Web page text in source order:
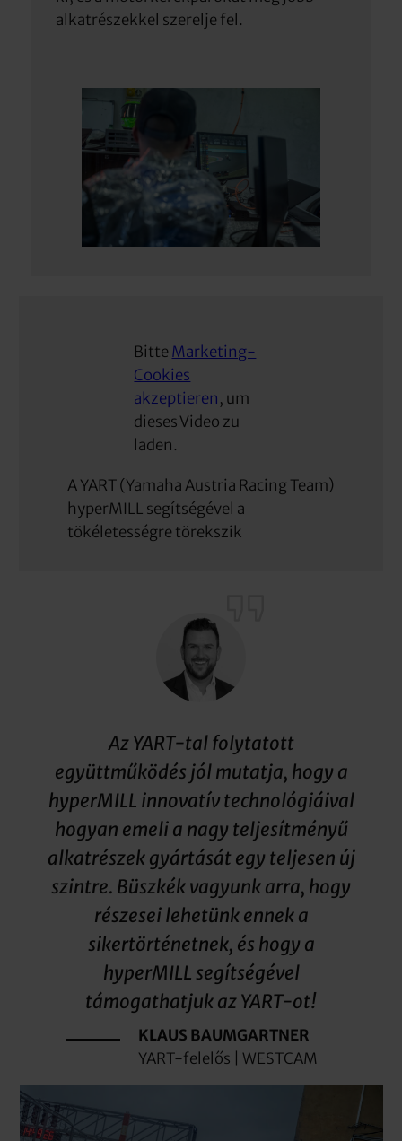
alkatrészekkel szerelje fel.
Bitte Marketing-
Cookies
akzeptieren, um
dieses Video zu
laden.
A YART (Yamaha Austria Racing Team)
hyperMILL segítségével a
tökéletességre törekszik
Az YART-tal folytatott
együttműködés jól mutatja, hogy a
hyperMILL innovatív technológiáival
hogyan emeli a nagy teljesítményű
alkatrészek gyártását egy teljesen új
szintre. Büszkék vagyunk arra, hogy
részesei lehetünk ennek a
sikertörténetnek, és hogy a
hyperMILL segítségével
támogathatjuk az YART-ot!
KLAUS BAUMGARTNER
YART-felelős | WESTCAM